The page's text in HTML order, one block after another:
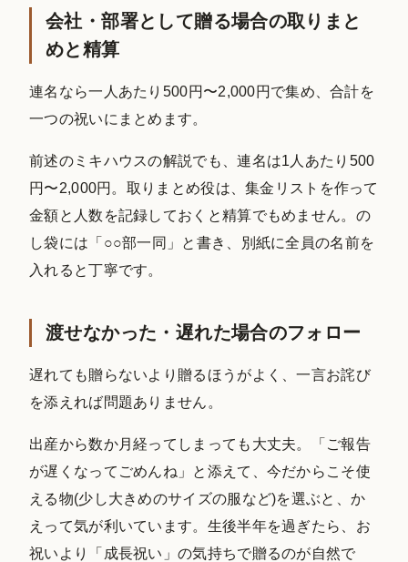
会社・部署として贈る場合の取りまと
めと精算
連名なら一人あたり500円〜2,000円で集め、合計を
一つの祝いにまとめます。
前述のミキハウスの解説でも、連名は1人あたり500
円〜2,000円。取りまとめ役は、集金リストを作って
金額と人数を記録しておくと精算でもめません。の
し袋には「○○部一同」と書き、別紙に全員の名前を
入れると丁寧です。
渡せなかった・遅れた場合のフォロー
遅れても贈らないより贈るほうがよく、一言お詫び
を添えれば問題ありません。
出産から数か月経ってしまっても大丈夫。「ご報告
が遅くなってごめんね」と添えて、今だからこそ使
える物(少し大きめのサイズの服など)を選ぶと、か
えって気が利いています。生後半年を過ぎたら、お
祝いより「成長祝い」の気持ちで贈るのが自然で